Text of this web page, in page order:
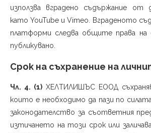
използва вградено съдържание от
като YouTube и Vimeo. Вграденото
платформи следва общите права
публикувано.
Срок на съхранение на
Чл. 4. (1) ХЕЛТИЛИШЪС ЕООД
които е необходимо да пази по
законодателство за съответния
изтичането на този срок или